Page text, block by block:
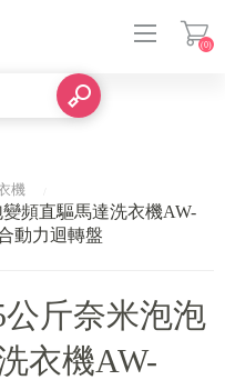
(0)
機
頻直驅馬達洗衣機AW-
動力迴轉盤
斤奈米泡泡
衣機AW-